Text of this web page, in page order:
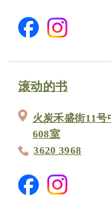
滚动的书
火炭禾盛街11号
608室
3620 3968